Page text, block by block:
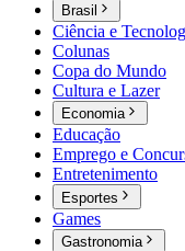
Brasil
Ciência e
Colunas
Copa do Mundo
Cultura e Lazer
Economia
Educação
Emprego e
Entretenimento
Esportes
Games
Gastronomia